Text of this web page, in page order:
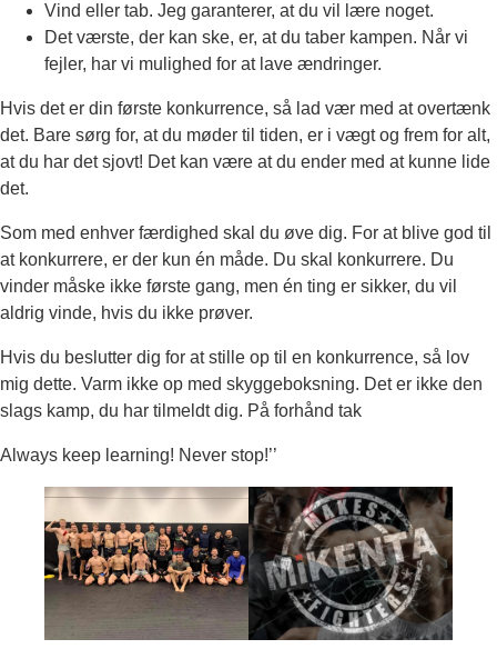
Vind eller tab. Jeg garanterer, at du vil lære noget.
Det værste, der kan ske, er, at du taber kampen. Når vi
fejler, har vi mulighed for at lave ændringer.
Hvis det er din første konkurrence, så lad vær med at overtænk
det. Bare sørg for, at du møder til tiden, er i vægt og frem for alt,
at du har det sjovt! Det kan være at du ender med at kunne lide
det.
Som med enhver færdighed skal du øve dig. For at blive god til
at konkurrere, er der kun én måde. Du skal konkurrere. Du
vinder måske ikke første gang, men én ting er sikker, du vil
aldrig vinde, hvis du ikke prøver.
Hvis du beslutter dig for at stille op til en konkurrence, så lov
mig dette. Varm ikke op med skyggeboksning. Det er ikke den
slags kamp, du har tilmeldt dig. På forhånd tak
Always keep learning! Never stop!’’